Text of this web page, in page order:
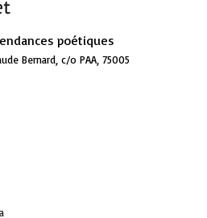
poétiques
Bernard, c/o PAA, 75005